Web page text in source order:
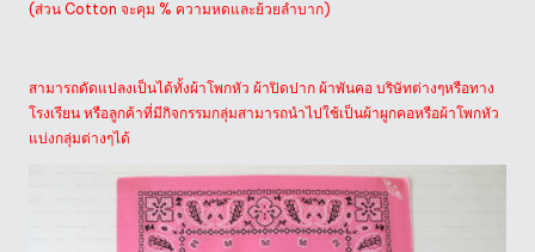
(ส่วน Cotton จะคุม % ความหดและย้วยลำบาก)
สามารถดัดแปลงเป็นได้ทั้งผ้าโพกหัว ผ้าปิดปาก ผ้าพันคอ บริษัทต่างๆหรือทาง
โรงเรียน หรือลูกค้าที่มีกิจกรรมกลุ่มสามารถนำไปใช้เป็นผ้าผูกคอหรือผ้าโพกหัว
แบ่งกลุ่มต่างๆได้